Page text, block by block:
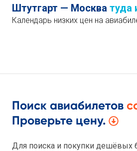
Штутгарт — Москва туда
Календарь низких цен на
Поиск авиабилетов
Проверьте цену.
Для поиска и покупки дешёвых